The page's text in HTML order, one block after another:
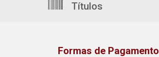
Títulos
Formas de Pagamento